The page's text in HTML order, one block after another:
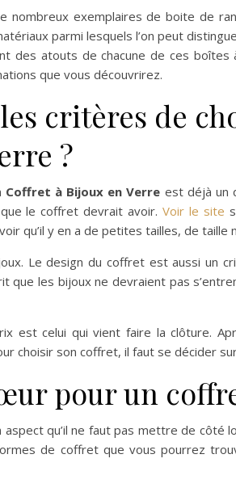
nombreux exemplaires de boite de
parmi lesquels l’on peut
des atouts de chacune de ces boîtes
que vous découvrirez.
critères de
?
Coffret à Bijoux en Verre est déjà un
le coffret devrait avoir. Voir le site
qu’il y en a de petites tailles, de taille
Le design du coffret est aussi un
que les bijoux ne devraient pas
est celui qui vient faire la clôture.
choisir son coffret, il faut se décider
pour un
qu’il ne faut pas mettre de côté
de coffret que vous pourrez